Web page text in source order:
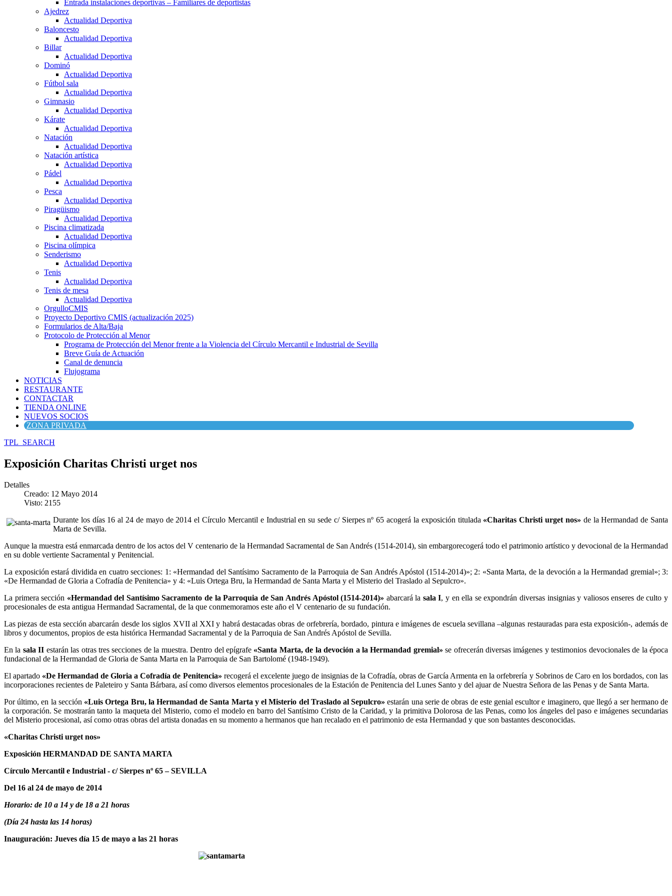
Entrada instalaciones deportivas – Familiares de deportistas
Ajedrez
Actualidad Deportiva
Baloncesto
Actualidad Deportiva
Billar
Actualidad Deportiva
Dominó
Actualidad Deportiva
Fútbol sala
Actualidad Deportiva
Gimnasio
Actualidad Deportiva
Kárate
Actualidad Deportiva
Natación
Actualidad Deportiva
Natación artística
Actualidad Deportiva
Pádel
Actualidad Deportiva
Pesca
Actualidad Deportiva
Piragüismo
Actualidad Deportiva
Piscina climatizada
Actualidad Deportiva
Piscina olímpica
Senderismo
Actualidad Deportiva
Tenis
Actualidad Deportiva
Tenis de mesa
Actualidad Deportiva
OrgulloCMIS
Proyecto Deportivo CMIS (actualización 2025)
Formularios de Alta/Baja
Protocolo de Protección al Menor
Programa de Protección del Menor frente a la Violencia del Círculo Mercantil e Industrial de Sevilla
Breve Guía de Actuación
Canal de denuncia
Flujograma
NOTICIAS
RESTAURANTE
CONTACTAR
TIENDA ONLINE
NUEVOS SOCIOS
ZONA PRIVADA
TPL_SEARCH
Exposición Charitas Christi urget nos
Detalles
Creado: 12 Mayo 2014
Visto: 2155
Durante los días 16 al 24 de mayo de 2014 el Círculo Mercantil e Industrial en su sede c/ Sierpes nº 65 acogerá la exposición titulada «Charitas Christi urget nos» de la Hermandad de Santa
Marta de Sevilla.
Aunque la muestra está enmarcada dentro de los actos del V centenario de la Hermandad Sacramental de San Andrés (1514-2014), sin embargorecogerá todo el patrimonio artístico y devocional de la Hermandad
en su doble vertiente Sacramental y Penitencial.
La exposición estará dividida en cuatro secciones: 1: «Hermandad del Santísimo Sacramento de la Parroquia de San Andrés Apóstol (1514-2014)»; 2: «Santa Marta, de la devoción a la Hermandad gremial»; 3:
«De Hermandad de Gloria a Cofradía de Penitencia» y 4: «Luis Ortega Bru, la Hermandad de Santa Marta y el Misterio del Traslado al Sepulcro».
La primera sección «Hermandad del Santísimo Sacramento de la Parroquia de San Andrés Apóstol (1514-2014)» abarcará la sala I, y en ella se expondrán diversas insignias y valiosos enseres de culto y
procesionales de esta antigua Hermandad Sacramental, de la que conmemoramos este año el V centenario de su fundación.
Las piezas de esta sección abarcarán desde los siglos XVII al XXI y habrá destacadas obras de orfebrería, bordado, pintura e imágenes de escuela sevillana –algunas restauradas para esta exposición-, además de
libros y documentos, propios de esta histórica Hermandad Sacramental y de la Parroquia de San Andrés Apóstol de Sevilla.
En la sala II estarán las otras tres secciones de la muestra. Dentro del epígrafe «Santa Marta, de la devoción a la Hermandad gremial»se ofrecerán diversas imágenes y testimonios devocionales de la época
fundacional de la Hermandad de Gloria de Santa Marta en la Parroquia de San Bartolomé (1948-1949).
El apartado «De Hermandad de Gloria a Cofradía de Penitencia» recogerá el excelente juego de insignias de la Cofradía, obras de García Armenta en la orfebrería y Sobrinos de Caro en los bordados, con las
incorporaciones recientes de Paleteiro y Santa Bárbara, así como diversos elementos procesionales de la Estación de Penitencia del Lunes Santo y del ajuar de Nuestra Señora de las Penas y de Santa Marta.
Por último, en la sección «Luis Ortega Bru, la Hermandad de Santa Marta y el Misterio del Traslado al Sepulcro»estarán una serie de obras de este genial escultor e imaginero, que llegó a ser hermano de
la corporación. Se mostrarán tanto la maqueta del Misterio, como el modelo en barro del Santísimo Cristo de la Caridad, y la primitiva Dolorosa de las Penas, como los ángeles del paso e imágenes secundarias
del Misterio procesional, así como otras obras del artista donadas en su momento a hermanos que han recalado en el patrimonio de esta Hermandad y que son bastantes desconocidas.
«Charitas Christi urget nos»
Exposición HERMANDAD DE SANTA MARTA
Círculo Mercantil e Industrial - c/ Sierpes nº 65 – SEVILLA
Del 16 al 24 de mayo de 2014
Horario: de 10 a 14 y de 18 a 21 horas
(Día 24 hasta las 14 horas)
Inauguración: Jueves día 15 de mayo a las 21 horas